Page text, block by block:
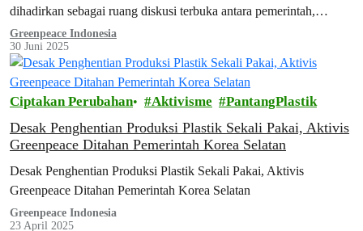
dihadirkan sebagai ruang diskusi terbuka antara pemerintah,
produsen, dan masyarakat sipil untuk meninjau kembali capaian
implementasi peta jalan, mengidentifikasi tantangan, dan
mendorong langkah konkret pengurangan sampah plastik di masa
depan.
Greenpeace Indonesia
30 Juni 2025
Ciptakan Perubahan Aktivisme PantangPlastik
Desak Penghentian Produksi Plastik Sekali Pakai, Aktivis
Greenpeace Ditahan Pemerintah Korea Selatan
Desak Penghentian Produksi Plastik Sekali Pakai, Aktivis
Greenpeace Ditahan Pemerintah Korea Selatan
Greenpeace Indonesia
23 April 2025